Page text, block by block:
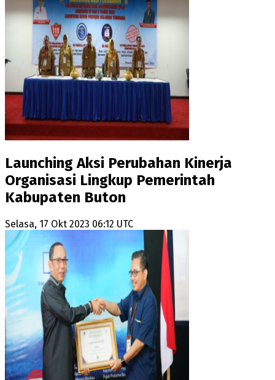
Launching Aksi Perubahan Kinerja
Organisasi Lingkup Pemerintah
Kabupaten Buton
Selasa, 17 Okt 2023 06:12 UTC